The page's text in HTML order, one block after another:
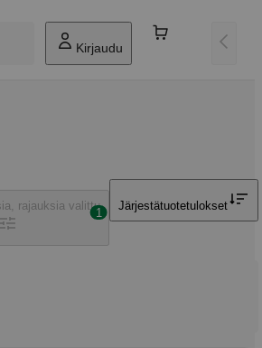
Kirjaudu
rajauksia valittu
1
Järjestätuotetulokset